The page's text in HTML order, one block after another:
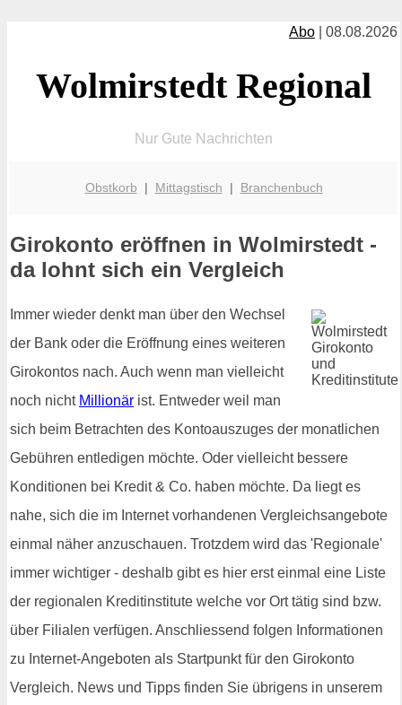
Abo | 08.08.2026
Wolmirstedt Regional
Nur Gute Nachrichten
Obstkorb | Mittagstisch | Branchenbuch
Girokonto eröffnen in Wolmirstedt -
da lohnt sich ein Vergleich
Immer wieder denkt man über den Wechsel
der Bank oder die Eröffnung eines weiteren
Girokontos nach. Auch wenn man vielleicht
noch nicht Millionär ist. Entweder weil man
sich beim Betrachten des Kontoauszuges der monatlichen
Gebühren entledigen möchte. Oder vielleicht bessere
Konditionen bei Kredit & Co. haben möchte. Da liegt es
nahe, sich die im Internet vorhandenen Vergleichsangebote
einmal näher anzuschauen. Trotzdem wird das 'Regionale'
immer wichtiger - deshalb gibt es hier erst einmal eine Liste
der regionalen Kreditinstitute welche vor Ort tätig sind bzw.
über Filialen verfügen. Anschliessend folgen Informationen
zu Internet-Angeboten als Startpunkt für den Girokonto
Vergleich. News und Tipps finden Sie übrigens in unserem